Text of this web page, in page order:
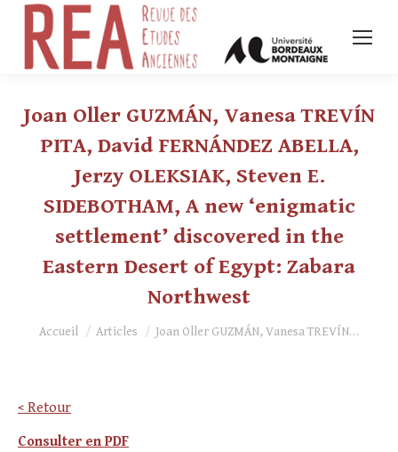
Joan Oller GUZMÁN, Vanesa TREVÍN
PITA, David FERNÁNDEZ ABELLA,
Jerzy OLEKSIAK, Steven E.
SIDEBOTHAM, A new ‘enigmatic
settlement’ discovered in the
Eastern Desert of Egypt: Zabara
Northwest
Vous êtes ici :
Accueil Articles Joan Oller GUZMÁN, Vanesa TREVÍN…
< Retour
Consulter en PDF